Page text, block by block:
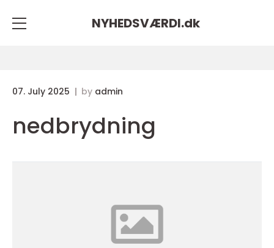
NYHEDSVÆRDI.dk
07. July 2025 by admin
nedbrydning